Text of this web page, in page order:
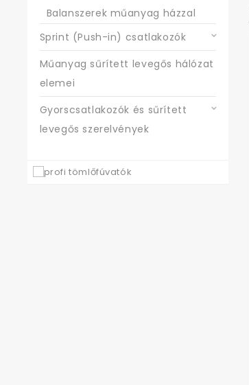
Balanszerek műanyag házzal
Sprint (Push-in) csatlakozók
Műanyag sűrített levegős hálózat
elemei
Gyorscsatlakozók és sűrített
levegős szerelvények